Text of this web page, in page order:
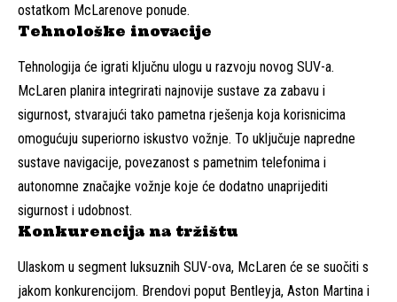
ostatkom McLarenove ponude.
Tehnološke inovacije
Tehnologija će igrati ključnu ulogu u razvoju novog SUV-a.
McLaren planira integrirati najnovije sustave za zabavu i
sigurnost, stvarajući tako pametna rješenja koja korisnicima
omogućuju superiorno iskustvo vožnje. To uključuje napredne
sustave navigacije, povezanost s pametnim telefonima i
autonomne značajke vožnje koje će dodatno unaprijediti
sigurnost i udobnost.
Konkurencija na tržištu
Ulaskom u segment luksuznih SUV-ova, McLaren će se suočiti s
jakom konkurencijom. Brendovi poput Bentleyja, Aston Martina i